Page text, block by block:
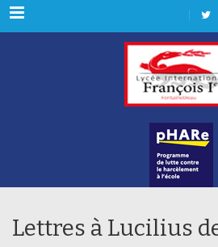
Rubriques
Lettres à Lucilius